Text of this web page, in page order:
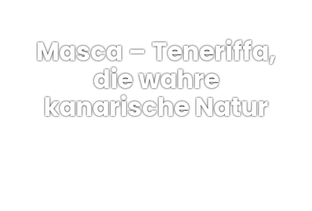
Masca – Teneriffa,
die wahre
kanarische Natur